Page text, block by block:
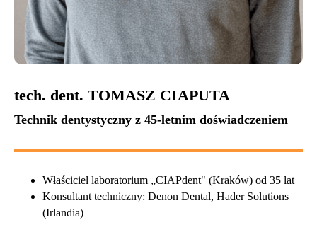
tech. dent. TOMASZ CIAPUTA
Technik dentystyczny z 45-letnim doświadczeniem
Właściciel laboratorium „CIAPdent" (Kraków) od 35 lat
Konsultant techniczny: Denon Dental, Hader Solutions
(Irlandia)